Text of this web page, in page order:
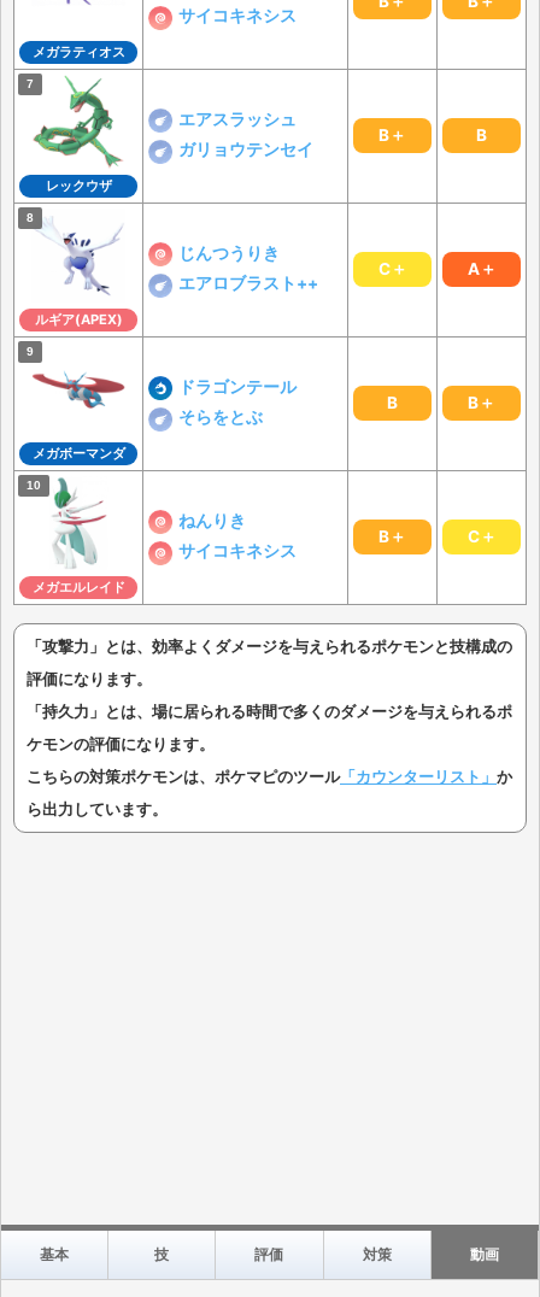
メガラティオス
サイコキネシス
レックウザ
エアスラッシュ
ガリョウテンセイ
B＋ B
ルギア(APEX)
じんつうりき
エアロブラスト++
C＋ A＋
メガボーマンダ
ドラゴンテール
そらをとぶ
B B＋
メガエルレイド
ねんりき
サイコキネシス
B＋ C＋
「攻撃力」とは、効率よくダメージを与えられるポケモンと技構成の
評価になります。
「持久力」とは、場に居られる時間で多くのダメージを与えられるポ
ケモンの評価になります。
こちらの対策ポケモンは、ポケマピのツール「カウンターリスト」 か
ら出力しています。
基本 技 評価 対策 動画